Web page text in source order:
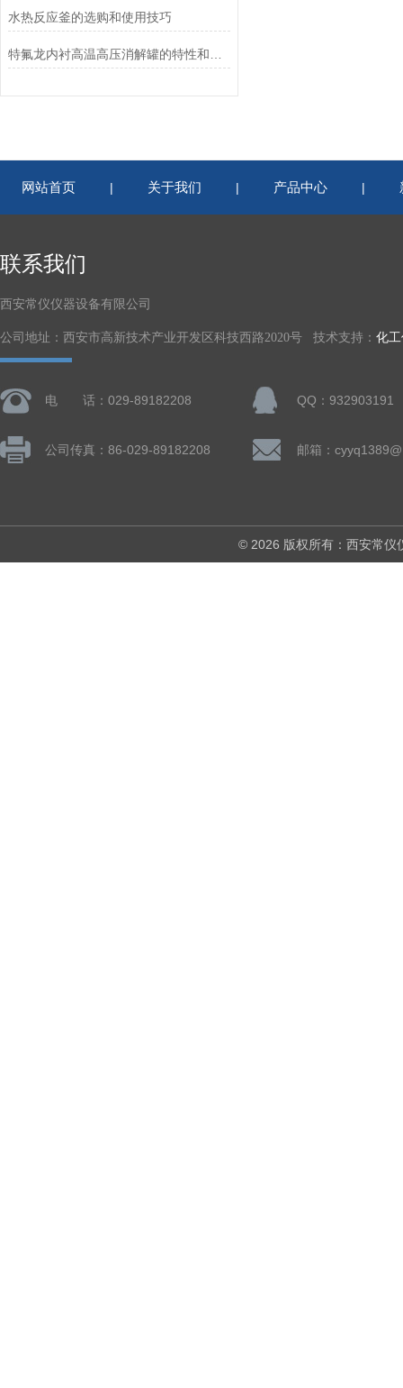
水热反应釜的选购和使用技巧
网站首页 | 关于我们 | 产品中心 |
联系我们
西安常仪仪器设备有限公司
公司地址：西安市高新技术产业开发区科技西路2020号 技术支持： 化
电 话：029-89182208 QQ：932903191
公司传真：86-029-89182208 邮箱：
© 2026 版权所有：西安常